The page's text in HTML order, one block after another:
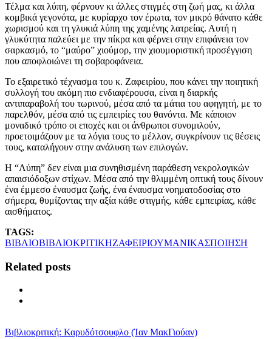
Τέλμα και λύπη, φέρνουν κι άλλες στιγμές στη ζωή μας, κι άλλα
κομβικά γεγονότα, με κυρίαρχο τον έρωτα, τον μικρό θάνατο κάθε
χωρισμού και τη γλυκιά λύπη της χαμένης λατρείας. Αυτή η
γλυκύτητα παλεύει με την πίκρα και φέρνει στην επιφάνεια τον
σαρκασμό, το “μαύρο” χιούμορ, την χιουμοριστική προσέγγιση
που αποφλοιώνει τη σοβαροφάνεια.
Το εξαιρετικό τέχνασμα του κ. Ζαφειρίου, που κάνει την ποιητική
συλλογή του ακόμη πιο ενδιαφέρουσα, είναι η διαρκής
αντιπαραβολή του τωρινού, μέσα από τα μάτια του αφηγητή, με το
παρελθόν, μέσα από τις εμπειρίες του θανόντα. Με κάποιον
μοναδικό τρόπο οι εποχές και οι άνθρωποι συνομιλούν,
προετοιμάζουν με τα λόγια τους το μέλλον, συγκρίνουν τις θέσεις
τους, καταλήγουν στην ανάλυση των επιλογών.
Η “Λύπη” δεν είναι μια συνηθισμένη παράθεση νεκρολογικών
απαισιόδοξων στίχων. Μέσα από την θλιμμένη οπτική τους δίνουν
ένα έμμεσο έναυσμα ζωής, ένα έναυσμα νοηματοδοσίας στο
σήμερα, θυμίζοντας την αξία κάθε στιγμής, κάθε εμπειρίας, κάθε
αισθήματος.
TAGS:
ΒΙΒΛΙΟΒΙΒΛΙΟΚΡΙΤΙΚΗΖΑΦΕΙΡΙΟΥΜΑΝΙΚΑΣΠΟΙΗΣΗ
Related posts
Βιβλιοκριτική: Καρυδότσουφλο (Ίαν ΜακΓιούαν)